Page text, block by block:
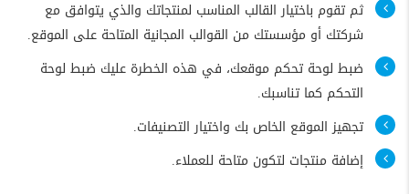
ثم تقوم باختيار القالب المناسب لمنتجاتك والذي يتوافق مع
شركتك أو مؤسستك من القوالب المجانية المتاحة على الموقع.
ضبط لوحة تحكم موقعك، في هذه الخطرة عليك ضبط لوحة
التحكم كما تناسبك.
تجهيز الموقع الخاص بك واختيار التصنيفات.
إضافة منتجات لتكون متاحة للعملاء.